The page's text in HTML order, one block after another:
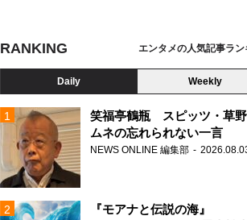
RANKING エンタメの人気記事ラン
Daily Weekly
笑福亭鶴瓶 スピッツ・草
ムネの忘れられない一言
NEWS ONLINE 編集部
『モアナと伝説の海』